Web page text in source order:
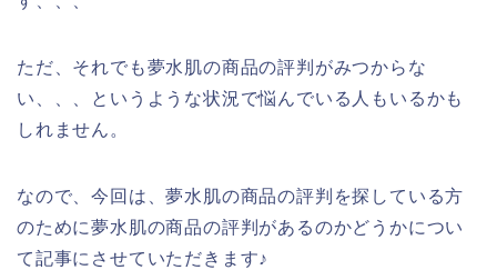
ただ、それでも夢水肌の商品の評判がみつからな
い、、、というような状況で悩んでいる人もいるかも
しれません。
なので、今回は、夢水肌の商品の評判を探している方
のために夢水肌の商品の評判があるのかどうかについ
て記事にさせていただきます♪